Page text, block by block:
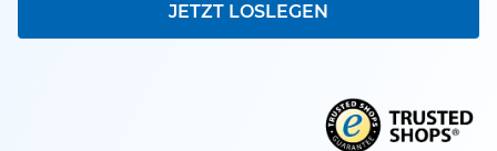
JETZT LOSLEGEN